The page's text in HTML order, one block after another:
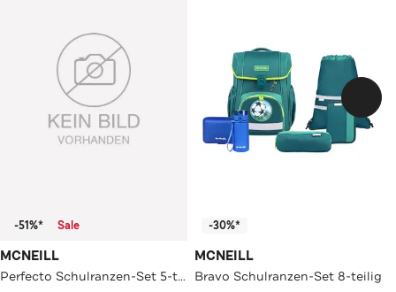
-51%* Sale
MCNEILL
Perfecto Schulranzen-Set 5-teilig
-30%*
MCNEILL
Bravo Schulranzen-Set 8-teilig